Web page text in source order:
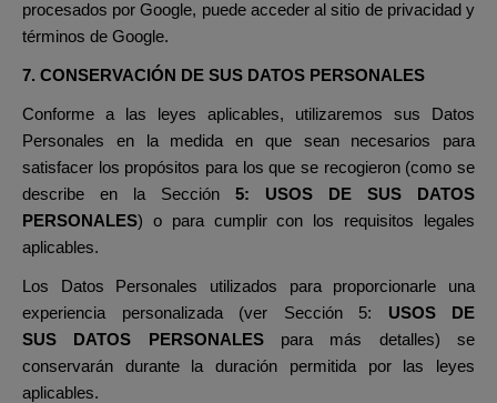
procesados por Google, puede acceder al sitio de privacidad y
términos de Google.
7. CONSERVACIÓN DE SUS DATOS PERSONALES
Conforme a las leyes aplicables, utilizaremos sus Datos
Personales en la medida en que sean necesarios para
satisfacer los propósitos para los que se recogieron (como se
describe en la Sección 5:
USOS DE SUS DATOS
PERSONALES) o para cumplir con los requisitos legales
aplicables.
Los Datos Personales utilizados para proporcionarle una
experiencia personalizada (ver Sección 5: USOS DE
SUS DATOS PERSONALESpara más detalles) se
conservarán durante la duración permitida por las leyes
aplicables.